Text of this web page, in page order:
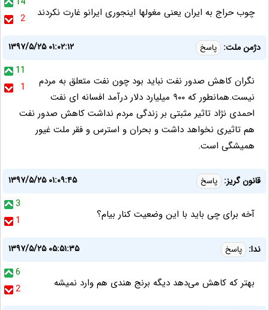
2
چوب حراج به ایران یعنی مغولها اینجوری ایرانو غارت نکردند
دژمن ملت: پاسخ
۱۳۹۷/۵/۲۵ ۰۱:۰۲:۱۲
11
1
نگران کاهش صدور نفت نباید بود چون نفت متعلق به مردم
نیست.همانطور که ۹۰۰ میلیارد دلار درآمد افسانه ای نفت
احمدی نژاد تاثیر مثبتی بر زندگی مردم نداشت کاهش صدور نفت
هم تاثیری نخواهد داشت و بحران و استرس و فقر ملت غیور
همیشگی است.
قانون گریز: پاسخ
۱۳۹۷/۵/۲۵ ۰۱:۰۹:۴۵
3
1
آخه برای چی باید با این وضعیت کنار بیام؟
ندا: پاسخ
۱۳۹۷/۵/۲۵ ۰۵:۵۱:۳۵
6
2
بهتر که کاهش می‌دهد دیگه برنج هندی هم وارد نمیشه